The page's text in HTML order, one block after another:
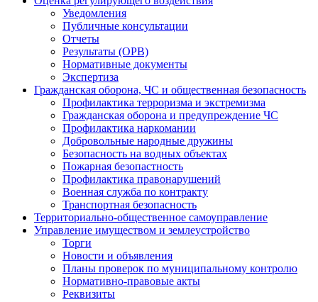
Уведомления
Публичные консультации
Отчеты
Результаты (ОРВ)
Нормативные документы
Экспертиза
Гражданская оборона, ЧС и общественная безопасность
Профилактика терроризма и экстремизма
Гражданская оборона и предупреждение ЧС
Профилактика наркомании
Добровольные народные дружины
Безопасность на водных объектах
Пожарная безопастность
Профилактика правонарушений
Военная служба по контракту
Транспортная безопасность
Территориально-общественное самоуправление
Управление имуществом и землеустройство
Торги
Новости и объявления
Планы проверок по муниципальному контролю
Нормативно-правовые акты
Реквизиты